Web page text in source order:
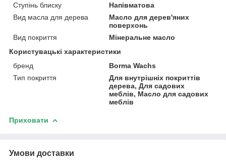
Ступінь блиску
Напівматова
Вид масла для дерева
Масло для дерев'яних
поверхонь
Вид покриття
Мінеральне масло
Користувацькі характеристики
бренд
Borma Wachs
Тип покриття
Для внутрішніх покриттів
дерева, Для садових
меблів, Масло для садових
меблів
Приховати
Умови доставки